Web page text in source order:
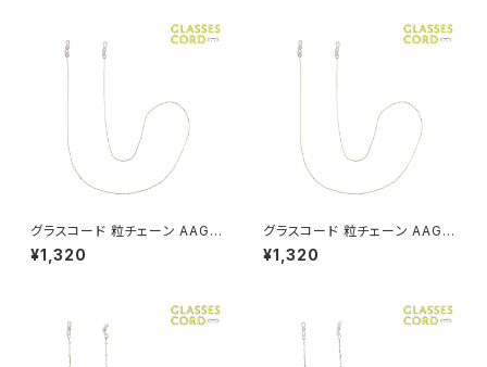
グラスコード 粒チェーン AAG0
033-PG（ピンクゴールド）
¥1,320
グラスコード 粒チェーン AAG0
033-GD（ゴールド）
¥1,320